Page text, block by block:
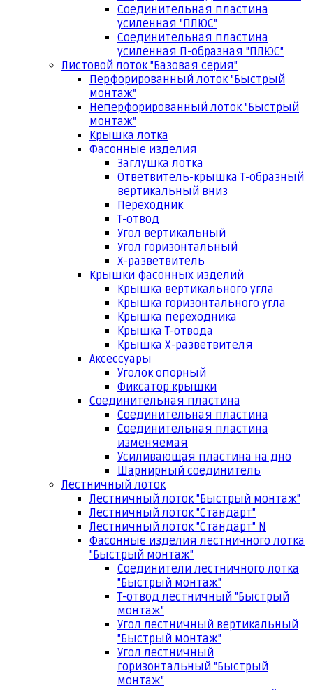
Соединительная пластина
усиленная "ПЛЮС"
Соединительная пластина
усиленная П-образная "ПЛЮС"
Листовой лоток "Базовая серия"
Перфорированный лоток "Быстрый
монтаж"
Неперфорированный лоток "Быстрый
монтаж"
Крышка лотка
Фасонные изделия
Заглушка лотка
Ответвитель-крышка Т-образный
вертикальный вниз
Переходник
Т-отвод
Угол вертикальный
Угол горизонтальный
Х-разветвитель
Крышки фасонных изделий
Крышка вертикального угла
Крышка горизонтального угла
Крышка переходника
Крышка Т-отвода
Крышка Х-разветвителя
Аксессуары
Уголок опорный
Фиксатор крышки
Соединительная пластина
Соединительная пластина
Соединительная пластина
изменяемая
Усиливающая пластина на дно
Шарнирный соединитель
Лестничный лоток
Лестничный лоток "Быстрый монтаж"
Лестничный лоток "Стандарт"
Лестничный лоток "Стандарт" N
Фасонные изделия лестничного лотка
"Быстрый монтаж"
Соединители лестничного лотка
"Быстрый монтаж"
Т-отвод лестничный "Быстрый
монтаж"
Угол лестничный вертикальный
"Быстрый монтаж"
Угол лестничный
горизонтальный "Быстрый
монтаж"